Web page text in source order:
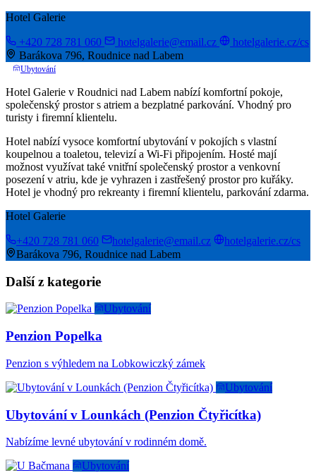
Hotel Galerie
+420 728 781 060 hotelgalerie@email.cz
hotelgalerie.cz/cs
Barákova 796, Roudnice nad Labem
Ubytování
Hotel Galerie v Roudnici nad Labem nabízí komfortní pokoje,
společenský prostor s atriem a bezplatné parkování. Vhodný pro
turisty i firemní klientelu.
Hotel nabízí vysoce komfortní ubytování v pokojích s vlastní
koupelnou a toaletou, televizí a Wi-Fi připojením. Hosté mají
možnost využívat také vnitřní společenský prostor a venkovní
posezení v atriu, kde je vyhrazen i zastřešený prostor pro kuřáky.
Hotel je vhodný pro rekreanty i firemní klientelu, parkování zdarma.
Hotel Galerie
+420 728 781 060 hotelgalerie@email.cz
hotelgalerie.cz/cs
Barákova 796, Roudnice nad Labem
Další z kategorie
Ubytování
Penzion Popelka
Penzion s výhledem na Lobkowiczký zámek
Ubytování
Ubytování v Lounkách (Penzion Čtyřicítka)
Nabízíme levné ubytování v rodinném domě.
Ubytování